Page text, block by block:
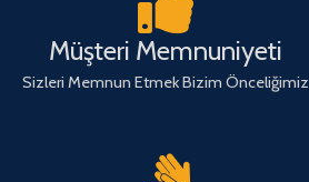
Müşteri Memnuniyeti
Sizleri Memnun Etmek Bizim Önceliğimiz